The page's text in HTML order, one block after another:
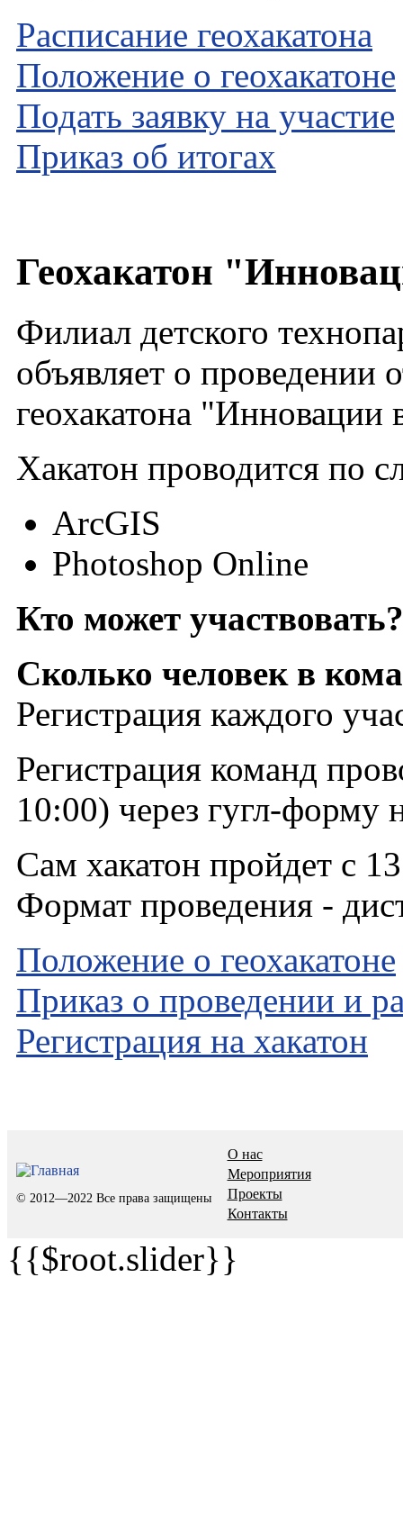
Расписание геохакатона
Положение о геохакатоне
Подать заявку на участие
Приказ об итогах
Геохакатон
Филиал детского
объявляет о проведении
геохакатона "Инновации
Хакатон проводится по
ArcGIS
Photoshop Online
Кто может участвовать?
Сколько человек в
Регистрация каждого
Регистрация команд
10:00) через гугл-форму
Сам хакатон пройдет с
Формат проведения -
Положение о геохакатоне
Приказ о проведении и
Регистрация на хакатон
© 2012—2022 Все права защищены
О нас
Мероприятия
Проекты
Контакты
{{$root.slider}}